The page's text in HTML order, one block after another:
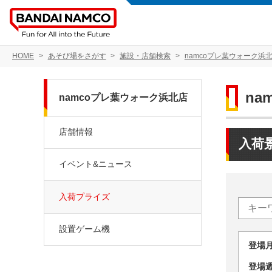
HOME あそび場をさがす 施設・店舗検索 namcoプレ葉ウォーク浜
入荷
登
登
namcoプレ葉ウォーク浜北店
店舗情報
イベント&ニュース
入荷プライズ
設置ゲーム機